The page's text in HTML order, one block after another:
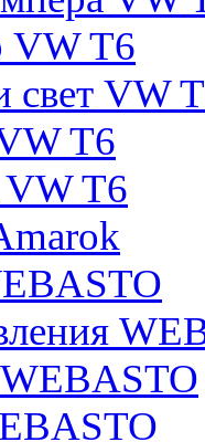
VW T6
свет VW
T6
VW T6